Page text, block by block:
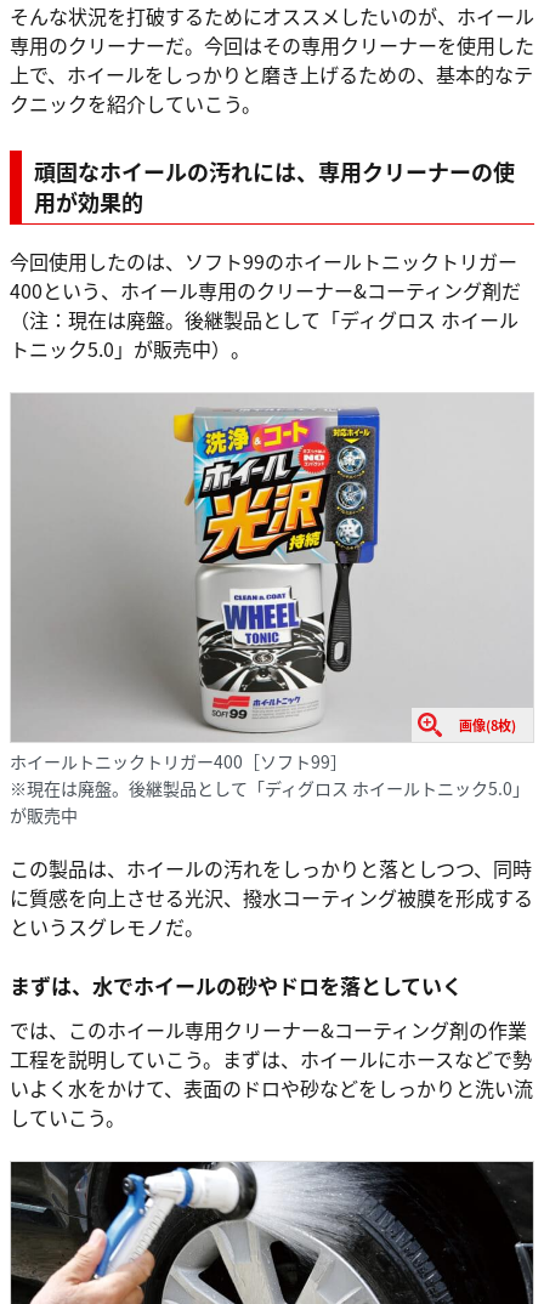
そんな状況を打破するためにオススメしたいのが、ホイール
専用のクリーナーだ。今回はその専用クリーナーを使用した
上で、ホイールをしっかりと磨き上げるための、基本的なテ
クニックを紹介していこう。
頑固なホイールの汚れには、専用クリーナーの使
用が効果的
今回使用したのは、ソフト99のホイールトニックトリガー
400という、ホイール専用のクリーナー&コーティング剤だ
（注：現在は廃盤。後継製品として「ディグロス ホイール
トニック5.0」が販売中）。
画像(8枚)
ホイールトニックトリガー400［ソフト99］
※現在は廃盤。後継製品として「ディグロス ホイールトニック5.0」
が販売中
この製品は、ホイールの汚れをしっかりと落としつつ、同時
に質感を向上させる光沢、撥水コーティング被膜を形成する
というスグレモノだ。
まずは、水でホイールの砂やドロを落としていく
では、このホイール専用クリーナー&コーティング剤の作業
工程を説明していこう。まずは、ホイールにホースなどで勢
いよく水をかけて、表面のドロや砂などをしっかりと洗い流
していこう。